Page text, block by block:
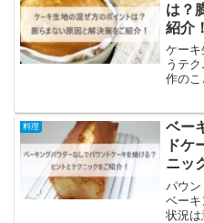
は？
紹介！
ケーキ
うテ
作のこ
しま
混ぜ
料理
ベー
ドケ
ニッ
パウン
ベーキ
状況は